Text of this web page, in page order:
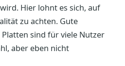
Hier lohnt es sich, auf
zu achten. Gute
sind für viele Nutzer
aber eben nicht